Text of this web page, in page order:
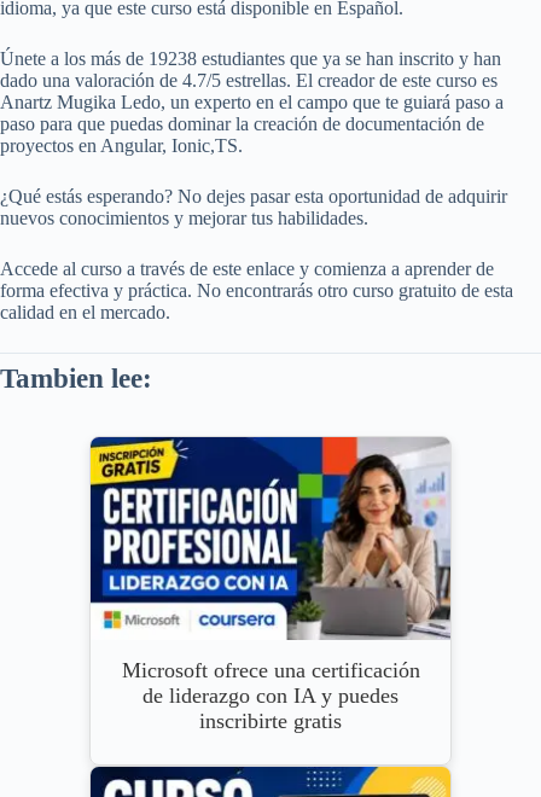
idioma, ya que este curso está disponible en Español.
Únete a los más de 19238 estudiantes que ya se han inscrito y han
dado una valoración de 4.7/5 estrellas. El creador de este curso es
Anartz Mugika Ledo, un experto en el campo que te guiará paso a
paso para que puedas dominar la creación de documentación de
proyectos en Angular, Ionic,TS.
¿Qué estás esperando? No dejes pasar esta oportunidad de adquirir
nuevos conocimientos y mejorar tus habilidades.
Accede al curso a través de este enlace y comienza a aprender de
forma efectiva y práctica. No encontrarás otro curso gratuito de esta
calidad en el mercado.
Tambien lee:
Microsoft ofrece una certificación
de liderazgo con IA y puedes
inscribirte gratis